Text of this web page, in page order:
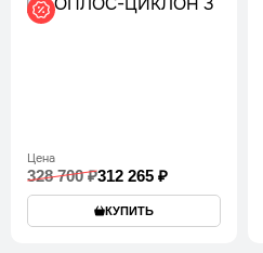
Цена
328 700 ₽312 265 ₽
КУПИТЬ